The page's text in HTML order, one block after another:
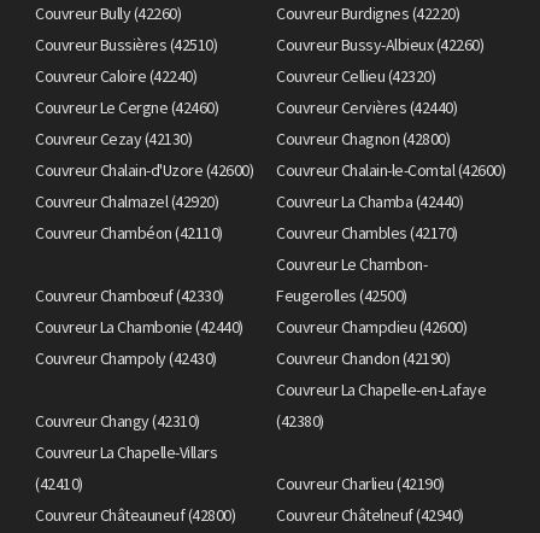
Couvreur Bully (42260)
Couvreur Burdignes (42220)
Couvreur Bussières (42510)
Couvreur Bussy-Albieux (42260)
Couvreur Caloire (42240)
Couvreur Cellieu (42320)
Couvreur Le Cergne (42460)
Couvreur Cervières (42440)
Couvreur Cezay (42130)
Couvreur Chagnon (42800)
Couvreur Chalain-d'Uzore (42600)
Couvreur Chalain-le-Comtal (42600)
Couvreur Chalmazel (42920)
Couvreur La Chamba (42440)
Couvreur Chambéon (42110)
Couvreur Chambles (42170)
Couvreur Chambœuf (42330)
Couvreur Le Chambon-
Feugerolles (42500)
Couvreur La Chambonie (42440)
Couvreur Champdieu (42600)
Couvreur Champoly (42430)
Couvreur Chandon (42190)
Couvreur Changy (42310)
Couvreur La Chapelle-en-Lafaye
(42380)
Couvreur La Chapelle-Villars
(42410)
Couvreur Charlieu (42190)
Couvreur Châteauneuf (42800)
Couvreur Châtelneuf (42940)